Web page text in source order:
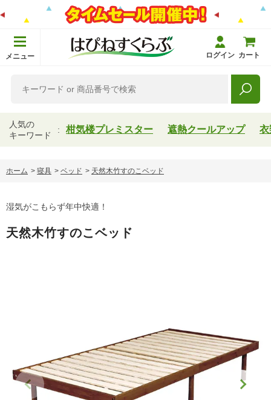
メニュー ログイン カート
人気の
キーワード
柑気楼プレミスター 遮熱クールアップ 衣
ホーム > 寝具 > ベッド > 天然木竹すのこベッド
湿気がこもらず年中快適！
天然木竹すのこベッド